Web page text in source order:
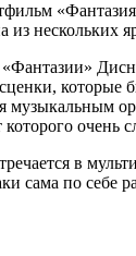
из
«Фантазии»
которые
очень
в
сама по себе